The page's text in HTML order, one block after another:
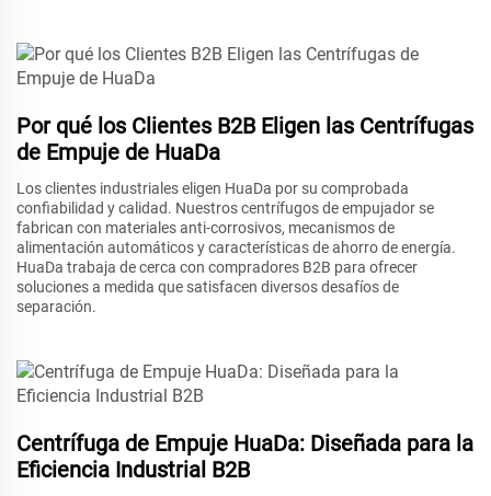
Por qué los Clientes B2B Eligen las Centrífugas
de Empuje de HuaDa
Los clientes industriales eligen HuaDa por su comprobada
confiabilidad y calidad. Nuestros centrífugos de empujador se
fabrican con materiales anti-corrosivos, mecanismos de
alimentación automáticos y características de ahorro de energía.
HuaDa trabaja de cerca con compradores B2B para ofrecer
soluciones a medida que satisfacen diversos desafíos de
separación.
Centrífuga de Empuje HuaDa: Diseñada para la
Eficiencia Industrial B2B